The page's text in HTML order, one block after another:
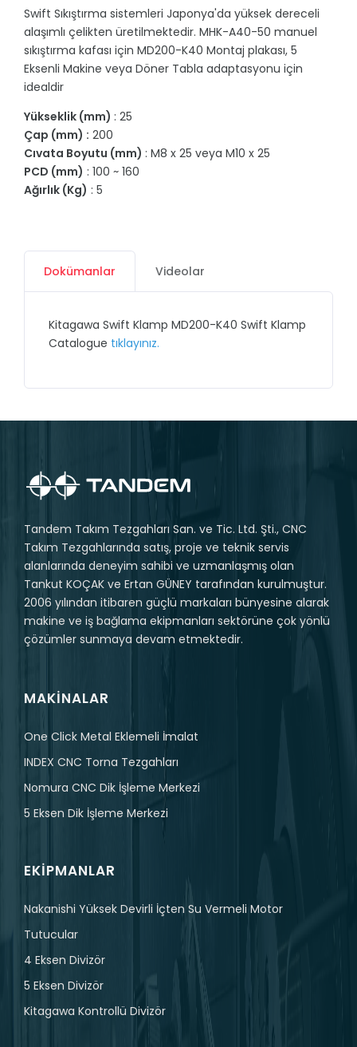
Swift Sıkıştırma sistemleri Japonya'da yüksek dereceli
alaşımlı çelikten üretilmektedir. MHK-A40-50 manuel
sıkıştırma kafası için MD200-K40 Montaj plakası, 5
Eksenli Makine veya Döner Tabla adaptasyonu için
idealdir
Yükseklik (mm) : 25
Çap (mm) : 200
Cıvata Boyutu (mm) : M8 x 25 veya M10 x 25
PCD (mm) : 100 ~ 160
Ağırlık (Kg) : 5
Dokümanlar Videolar
Kitagawa Swift Klamp MD200-K40 Swift Klamp
Catalogue tıklayınız.
Tandem Takım Tezgahları San. ve Tic. Ltd. Şti., CNC
Takım Tezgahlarında satış, proje ve teknik servis
alanlarında deneyim sahibi ve uzmanlaşmış olan
Tankut KOÇAK ve Ertan GÜNEY tarafından kurulmuştur.
2006 yılından itibaren güçlü markaları bünyesine alarak
makine ve iş bağlama ekipmanları sektörüne çok yönlü
çözümler sunmaya devam etmektedir.
MAKINALAR
One Click Metal Eklemeli İmalat
INDEX CNC Torna Tezgahları
Nomura CNC Dik İşleme Merkezi
5 Eksen Dik İşleme Merkezi
EKIPMANLAR
Nakanishi Yüksek Devirli İçten Su Vermeli Motor
Tutucular
4 Eksen Divizör
5 Eksen Divizör
Kitagawa Kontrollü Divizör